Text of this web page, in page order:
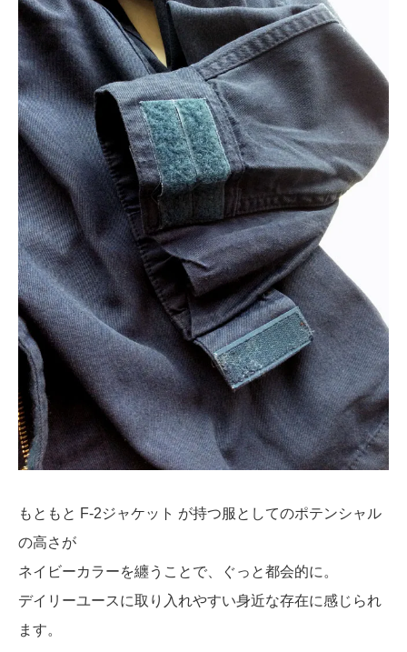
もともと F-2ジャケット が持つ服としてのポテンシャル
の高さが
ネイビーカラーを纏うことで、ぐっと都会的に。
デイリーユースに取り入れやすい身近な存在に感じられ
ます。